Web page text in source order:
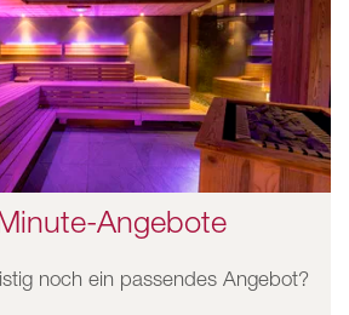
Angebote
noch ein passendes Angebot?